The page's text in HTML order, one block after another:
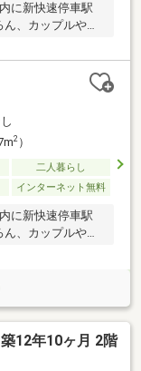
に新快速停車駅
、カップルや新
2）
二人暮らし
インターネット無料
に新快速停車駅
、カップルや新
12年10ヶ月 2階